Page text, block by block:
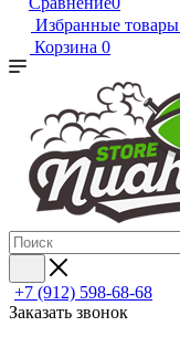
Избранные товары
Корзина 0
+7 (912) 598-68-68
Заказать звонок